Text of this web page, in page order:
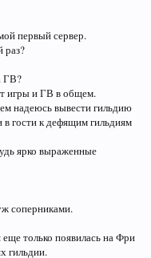
первый сервер.
раз?
ГВ?
игры и ГВ в общем.
надеюсь вывести гильдию
в гости к дефящим гильдиям
ярко выраженные
соперниками.
только появилась на Фри
гильдии.